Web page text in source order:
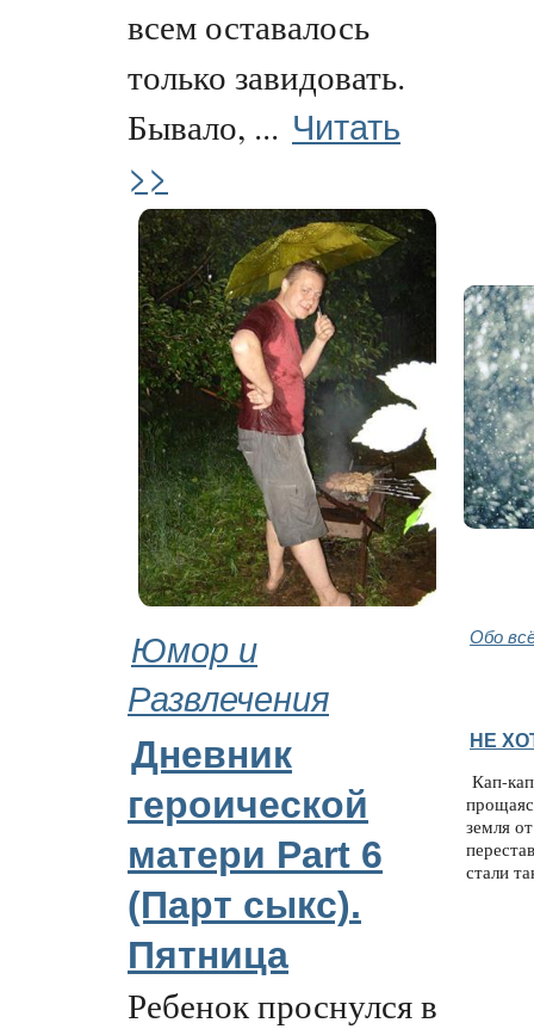
всем оставалось
только завидовать.
Бывало, ... Читать
>>
Юмор и
Развлечения
Обо
Дневник
героической
матери Part 6
(Парт cыкс).
Пятница
Ребенок проснулся в
НЕ
Кап-
земля
стали